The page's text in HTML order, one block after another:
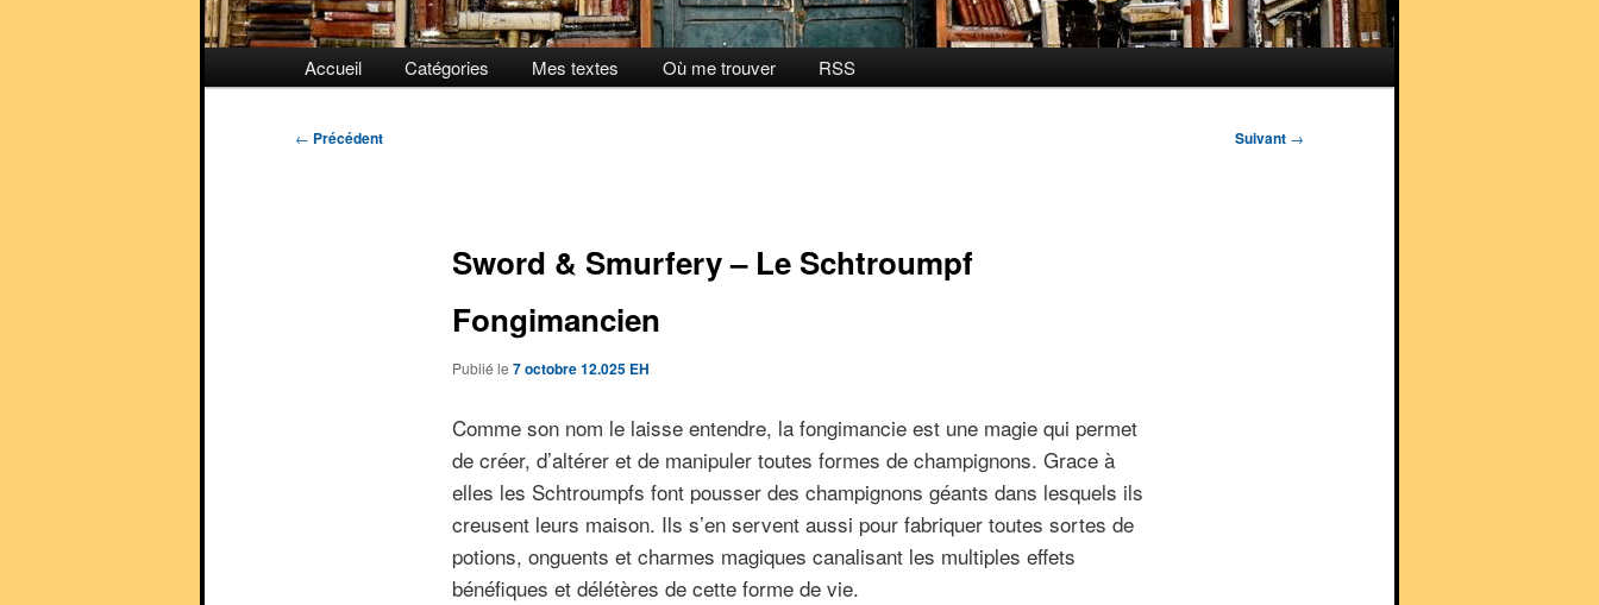
principal
Accueil Catégories Mes textes Où me trouver RSS
Navigation
← Précédent Suivant →
Sword & Smurfery – Le Schtroumpf
Fongimancien
Publié le 7 octobre 12.025 EH
Comme son nom le laisse entendre, la fongimancie est une magie qui permet
de créer, d’altérer et de manipuler toutes formes de champignons. Grace à
elles les Schtroumpfs font pousser des champignons géants dans lesquels ils
creusent leurs maison. Ils s’en servent aussi pour fabriquer toutes sortes de
potions, onguents et charmes magiques canalisant les multiples effets
bénéfiques et délétères de cette forme de vie.